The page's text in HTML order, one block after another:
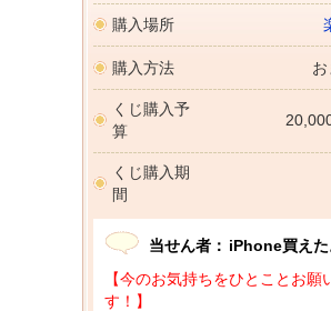
購入場所
購入方法
くじ購入予
算
くじ購入期
間
当せん者： iPhone買えた
【今のお気持ちをひとことお願
す！】